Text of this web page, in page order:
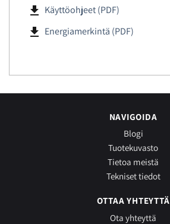
file_download Käyttöohjeet (PDF)
file_download Energiamerkintä (PDF)
NAVIGOIDA
Blogi
Tuotekuvasto
Tietoa meistä
Tekniset tiedot
OTTAA YHTEYTTÄ
Ota yhteyttä